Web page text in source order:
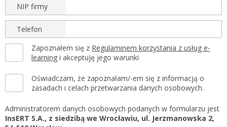
rachunkowych
Login
Hasło
Zapomniałem hasła
Nie masz konta
NIP firmy
Telefon
Zapoznałem się z Regulaminem korzystania z usług e-
learning i akceptuję jego warunki
Oświadczam, że zapoznałam/-em się z informacją o
zasadach i celach przetwarzania danych osobowych.
Administratorem danych osobowych podanych w formularzu jest
InsERT S.A., z siedzibą we Wrocławiu, ul. Jerzmanowska 2,